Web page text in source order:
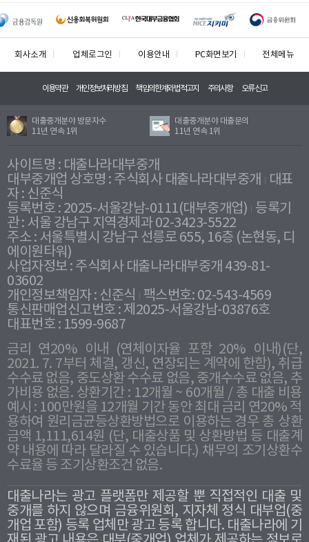
회사소개 업체로그인 이용안내 PC화면보기 전체메뉴
이용약관 개인정보처리방침 책임의한계와법적고지 주의사항 오류신고
대출중개분야 방문자수
11년 연속 1위
대출중개분야 대출문의
11년 연속 1위
사이트명 : 대출나라대부중개
대부중개업 상호명 : 주식회사 대출나라대부중개
대표
자 : 신준식
등록번호 : 2025-서울강남-0111(대부중개업) 등록기
관 : 서울 강남구 지역경제과 02-3423-5522
주소 : 서울특별시 강남구 선릉로 655, 16층 (논현동, 디
에이원타워)
사업자정보 : 주식회사 대출나라대부중개 439-81-
03602
개인정보책임자 : 신준식
팩스번호: 02-543-4569
통신판매업신고번호 : 제2025-서울강남-03876호
대표번호 : 1599-9687
금리 연20% 이내 (연체이자율 포함 20% 이내)(단,
2021. 7. 7부터 체결, 갱신, 연장되는 계약에 한함), 취급
수수료 없음, 중도상환 수수료 없음, 중개수수료 없음, 추
가비용 없음. 상환기간 : 12개월 ~ 60개월 / 총 대출 비용
예시 : 100만원을 12개월 기간 동안 최대 금리 연20% 적
용하여 원리금균등상환방법으로 이용하는 경우 총 상환
금액 1,111,614원 (단, 대출상품 및 상환방법 등 대출계
약 내용에 따라 달라질 수 있습니다.) 채무의 조기상환수
수료율 등 조기상환조건 없음.
대출나라는 광고 플랫폼만 제공할 뿐 직접적인 대출 및
중개를 하지 않으며 금융위원회, 지자체 정식 대부업(중
개업 포함) 등록 업체만 광고 등록 합니다. 대출나라에 기